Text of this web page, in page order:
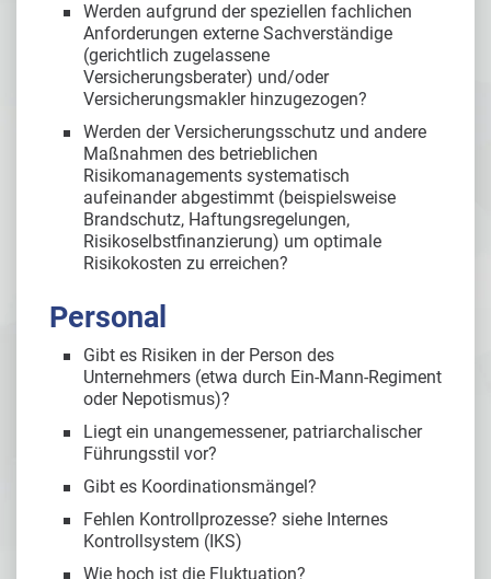
Werden aufgrund der speziellen fachlichen
Anforderungen externe Sachverständige
(gerichtlich zugelassene
Versicherungsberater) und/oder
Versicherungsmakler hinzugezogen?
Werden der Versicherungsschutz und andere
Maßnahmen des betrieblichen
Risikomanagements systematisch
aufeinander abgestimmt (beispielsweise
Brandschutz, Haftungsregelungen,
Risikoselbstfinanzierung) um optimale
Risikokosten zu erreichen?
Personal
Gibt es Risiken in der Person des
Unternehmers (etwa durch Ein-Mann-Regiment
oder Nepotismus)?
Liegt ein unangemessener, patriarchalischer
Führungsstil vor?
Gibt es Koordinationsmängel?
Fehlen Kontrollprozesse? siehe Internes
Kontrollsystem (IKS)
Wie hoch ist die Fluktuation?